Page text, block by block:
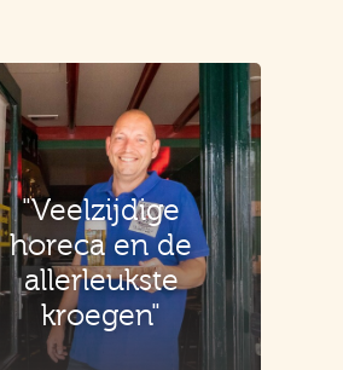
"Veelzijdige
horeca en de
allerleukste
kroegen"